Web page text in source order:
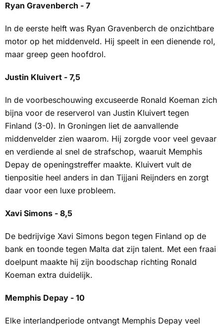
Ryan Gravenberch - 7
In de eerste helft was Ryan Gravenberch de onzichtbare
motor op het middenveld. Hij speelt in een dienende rol,
maar greep geen hoofdrol.
Justin Kluivert - 7,5
In de voorbeschouwing excuseerde Ronald Koeman zich
bijna voor de reserverol van Justin Kluivert tegen
Finland (3-0). In Groningen liet de aanvallende
middenvelder zien waarom. Hij zorgde voor veel gevaar
en verdiende al snel de strafschop, waaruit Memphis
Depay de openingstreffer maakte. Kluivert vult de
tienpositie heel anders in dan Tijjani Reijnders en zorgt
daar voor een luxe probleem.
Xavi Simons - 8,5
De bedrijvige Xavi Simons begon tegen Finland op de
bank en toonde tegen Malta dat zijn talent. Met een fraai
doelpunt maakte hij zijn boodschap richting Ronald
Koeman extra duidelijk.
Memphis Depay - 10
Elke interlandperiode ontvangt Memphis Depay veel